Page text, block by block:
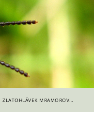
ZLATOHLÁVEK MRAMOROVANÝ